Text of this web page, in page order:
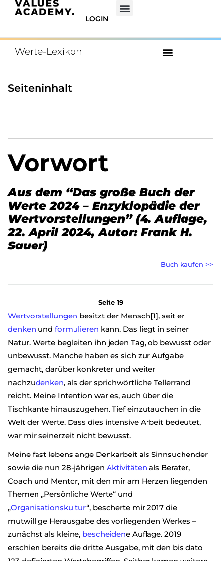
LOGIN
Werte-Lexikon
Seiteninhalt
Vorwort
Aus dem “Das große Buch der
Werte 2024 – Enzyklopädie der
Wertvorstellungen” (4. Auflage,
22. April 2024, Autor: Frank H.
Sauer)
Buch kaufen >>
Seite 19
Wertvorstellungen besitzt der Mensch[1], seit er
denken und formulieren kann. Das liegt in seiner
Natur. Werte begleiten ihn jeden Tag, ob bewusst oder
unbewusst. Manche haben es sich zur Aufgabe
gemacht, darüber konkreter und weiter
nachzudenken, als der sprichwörtliche Tellerrand
reicht. Meine Intention war es, auch über die
Tischkante hinauszugehen. Tief einzutauchen in die
Welt der Werte. Dass dies intensive Arbeit bedeutet,
war mir seinerzeit nicht bewusst.
Meine fast lebenslange Denkarbeit als Sinnsuchender
sowie die nun 28-jährigen Aktivitäten als Berater,
Coach und Mentor, mit den mir am Herzen liegenden
Themen „Persönliche Werte“ und
„Organisationskultur“, bescherte mir 2017 die
mutwillige Herausgabe des vorliegenden Werkes –
zunächst als kleine, bescheidene Auflage. 2019
erschien bereits die dritte Ausgabe, mit den bis dato